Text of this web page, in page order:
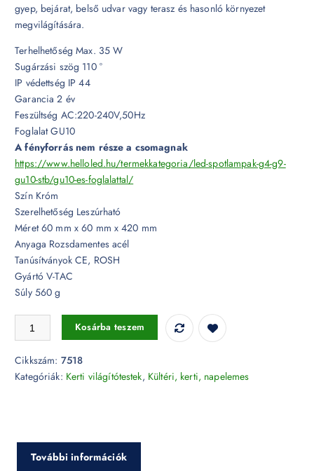
gyep, bejárat, belső udvar vagy terasz és hasonló környezet
megvilágítására.
Terhelhetőség Max. 35 W
Sugárzási szög 110 °
IP védettség IP 44
Garancia 2 év
Feszültség AC:220-240V,50Hz
Foglalat GU10
A fényforrás nem része a csomagnak
https://www.helloled.hu/termekkategoria/led-spotlampak-g4-g9-
gu10-stb/gu10-es-foglalattal/
Szín Króm
Szerelhetőség Leszúrható
Méret 60 mm x 60 mm x 420 mm
Anyaga Rozsdamentes acél
Tanúsítványok CE, ROSH
Gyártó V-TAC
Súly 560 g
Kerti tüske fénytest GU10 230V - 7518 mennyiség
Kosárba teszem
Cikkszám: 7518
Kategóriák: Kerti világítótestek, Kültéri, kerti, napelemes
További információk